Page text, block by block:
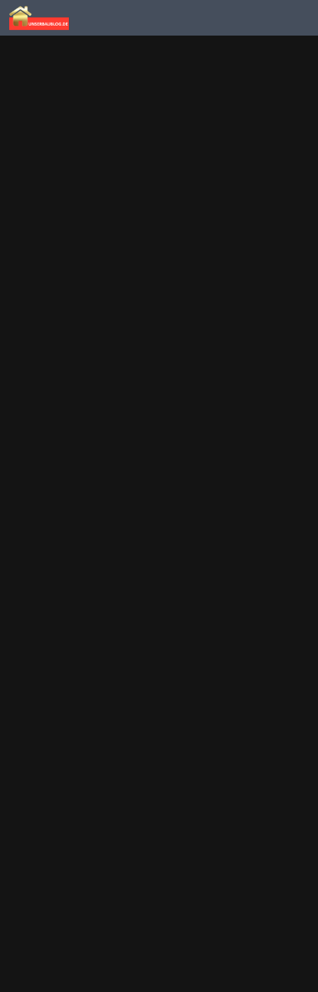
Skip to content